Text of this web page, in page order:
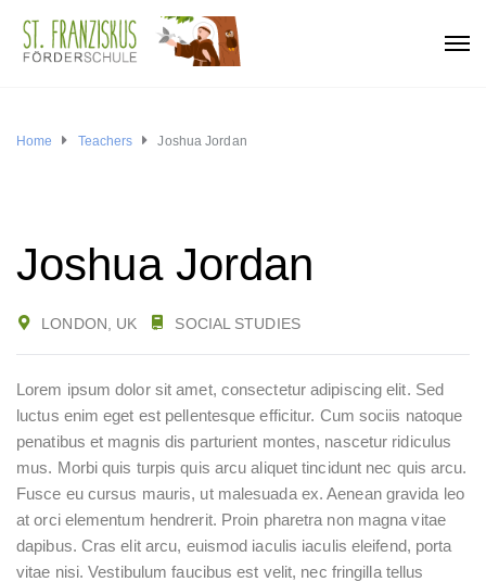
Home Teachers Joshua Jordan
Joshua Jordan
LONDON, UK SOCIAL STUDIES
Lorem ipsum dolor sit amet, consectetur adipiscing elit. Sed
luctus enim eget est pellentesque efficitur. Cum sociis natoque
penatibus et magnis dis parturient montes, nascetur ridiculus
mus. Morbi quis turpis quis arcu aliquet tincidunt nec quis arcu.
Fusce eu cursus mauris, ut malesuada ex. Aenean gravida leo
at orci elementum hendrerit. Proin pharetra non magna vitae
dapibus. Cras elit arcu, euismod iaculis iaculis eleifend, porta
vitae nisi. Vestibulum faucibus est velit, nec fringilla tellus